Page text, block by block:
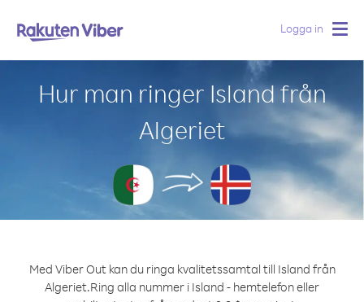
Logga in
Hur man ringer Island från
Algeriet
Med Viber Out kan du ringa kvalitetssamtal till Island från
Algeriet.Ring alla nummer i Island - hemtelefon eller